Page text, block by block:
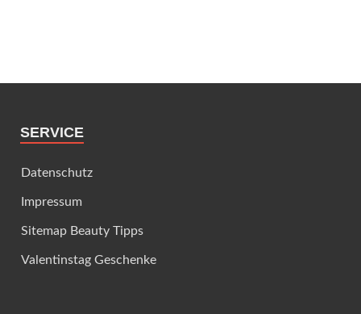
SERVICE
Datenschutz
Impressum
Sitemap Beauty Tipps
Valentinstag Geschenke